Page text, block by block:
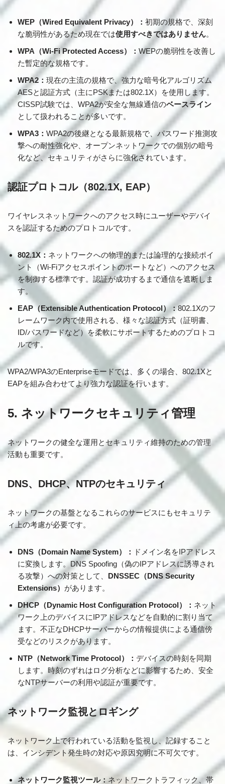
WEP（Wired Equivalent Privacy）： 初期の規格で、深刻
な脆弱性があるため現在では使用すべきではありません。
WPA（Wi-Fi Protected Access）： WEPの脆弱性を改善し
た暫定的な規格です。
WPA2： 現在の主流の規格で、強力な暗号化アルゴリズム
AESと認証方式（主にPSKまたは802.1X）を使用します。
CISSP試験では、WPA2が安全な無線通信のベースライン
として扱われることが多いです。
WPA3： WPA2の後継となる最新規格で、パスワード推測攻
撃への耐性強化や、オープンネットワークでの個別の暗号
化など、セキュリティがさらに強化されています。
認証プロトコル（802.1X, EAP）
ワイヤレスネットワークへのアクセス時にユーザーやデバイ
スを認証するためのプロトコルです。
802.1X： ネットワークへの物理的または論理的な接続ポイ
ント（Wi-Fiアクセスポイントのポートなど）へのアクセス
を制御する標準です。認証が成功するまで通信を遮断しま
す。
EAP（Extensible Authentication Protocol）：802.1Xのフ
レームワーク内で使用される、様々な認証方式（証明書、
ID/パスワードなど）を柔軟にサポートするためのプロトコ
ルです。
WPA2/WPA3のEnterpriseモードでは、多くの場合、802.1Xと
EAPを組み合わせてより強力な認証を行います。
5. ネットワークセキュリティ管理
ネットワークの健全な運用とセキュリティ維持のための管理
活動も重要です。
DNS、DHCP、NTPのセキュリティ
ネットワークの基盤となるこれらのサービスにもセキュリテ
ィ上の考慮が必要です。
DNS（Domain Name System）：
ドメイン名をIPアドレス
に変換します。DNS Spoofing（偽のIPアドレスに誘導され
る攻撃）への対策として、 DNSSEC（DNS Security
Extensions） があります。
DHCP（Dynamic Host Configuration Protocol）： ネット
ワーク上のデバイスにIPアドレスなどを自動的に割り当て
ます。不正なDHCPサーバーからの情報提供による通信傍
受などのリスクがあります。
NTP（Network Time Protocol）： デバイスの時刻を同期
します。時刻のずれはログ分析などに影響するため、安全
なNTPサーバーの利用や認証が重要です。
ネットワーク監視とロギング
ネットワーク上で行われている活動を監視し、記録すること
は、インシデント発生時の対応や原因究明に不可欠です。
ネットワーク監視ツール：ネットワークトラフィック、帯